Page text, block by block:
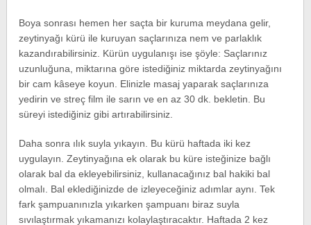
Boya sonrası hemen her saçta bir kuruma meydana gelir,
zeytinyağı kürü ile kuruyan saçlarınıza nem ve parlaklık
kazandırabilirsiniz. Kürün uygulanışı ise şöyle: Saçlarınız
uzunluğuna, miktarına göre istediğiniz miktarda zeytinyağını
bir cam kâseye koyun. Elinizle masaj yaparak saçlarınıza
yedirin ve streç film ile sarın ve en az 30 dk. bekletin. Bu
süreyi istediğiniz gibi artırabilirsiniz.
Daha sonra ılık suyla yıkayın. Bu kürü haftada iki kez
uygulayın. Zeytinyağına ek olarak bu küre isteğinize bağlı
olarak bal da ekleyebilirsiniz, kullanacağınız bal hakiki bal
olmalı. Bal eklediğinizde de izleyeceğiniz adımlar aynı. Tek
fark şampuanınızla yıkarken şampuanı biraz suyla
sıvılaştırmak yıkamanızı kolaylaştıracaktır. Haftada 2 kez